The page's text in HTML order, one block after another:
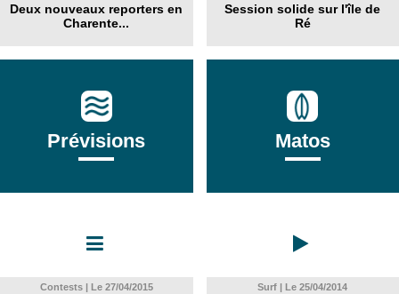
Deux nouveaux reporters en
Charente...
Session solide sur l'île de
Ré
Prévisions Matos
Contests | Le 27/04/2015 Surf | Le 25/04/2014